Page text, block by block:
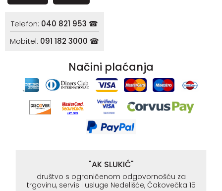
Telefon: 040 821 953 ☎
Mobitel: 091 182 3000 ☎
Načini plaćanja
"AK SLUKIĆ"
društvo s ograničenom odgovornošću za
trgovinu, servis i usluge Nedelišće, Čakovečka 15